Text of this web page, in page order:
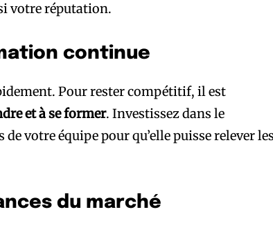
votre réputation.
continue
Pour rester compétitif, il est
et à se former. Investissez dans le
votre équipe pour qu’elle puisse relever
du marché